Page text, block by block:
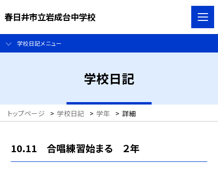
春日井市立岩成台中学校
学校日記メニュー
学校日記
トップページ > 学校日記 > 学年 > 詳細
10.11 合唱練習始まる ２年